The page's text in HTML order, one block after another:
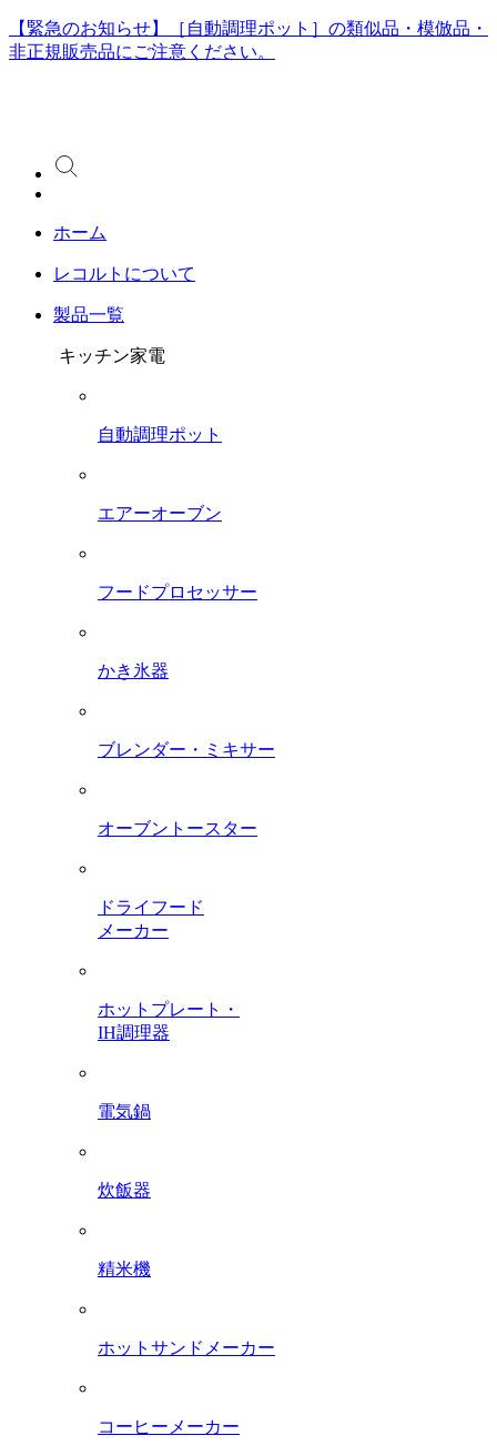
【緊急のお知らせ】［自動調理ポット］の類似品・模倣品・
非正規販売品にご注意ください。
ホーム
レコルトについて
製品一覧
キッチン家電
自動調理ポット
エアーオーブン
フードプロセッサー
かき氷器
ブレンダー・ミキサー
オーブントースター
ドライフード
メーカー
ホットプレート・
IH調理器
電気鍋
炊飯器
精米機
ホットサンドメーカー
コーヒーメーカー